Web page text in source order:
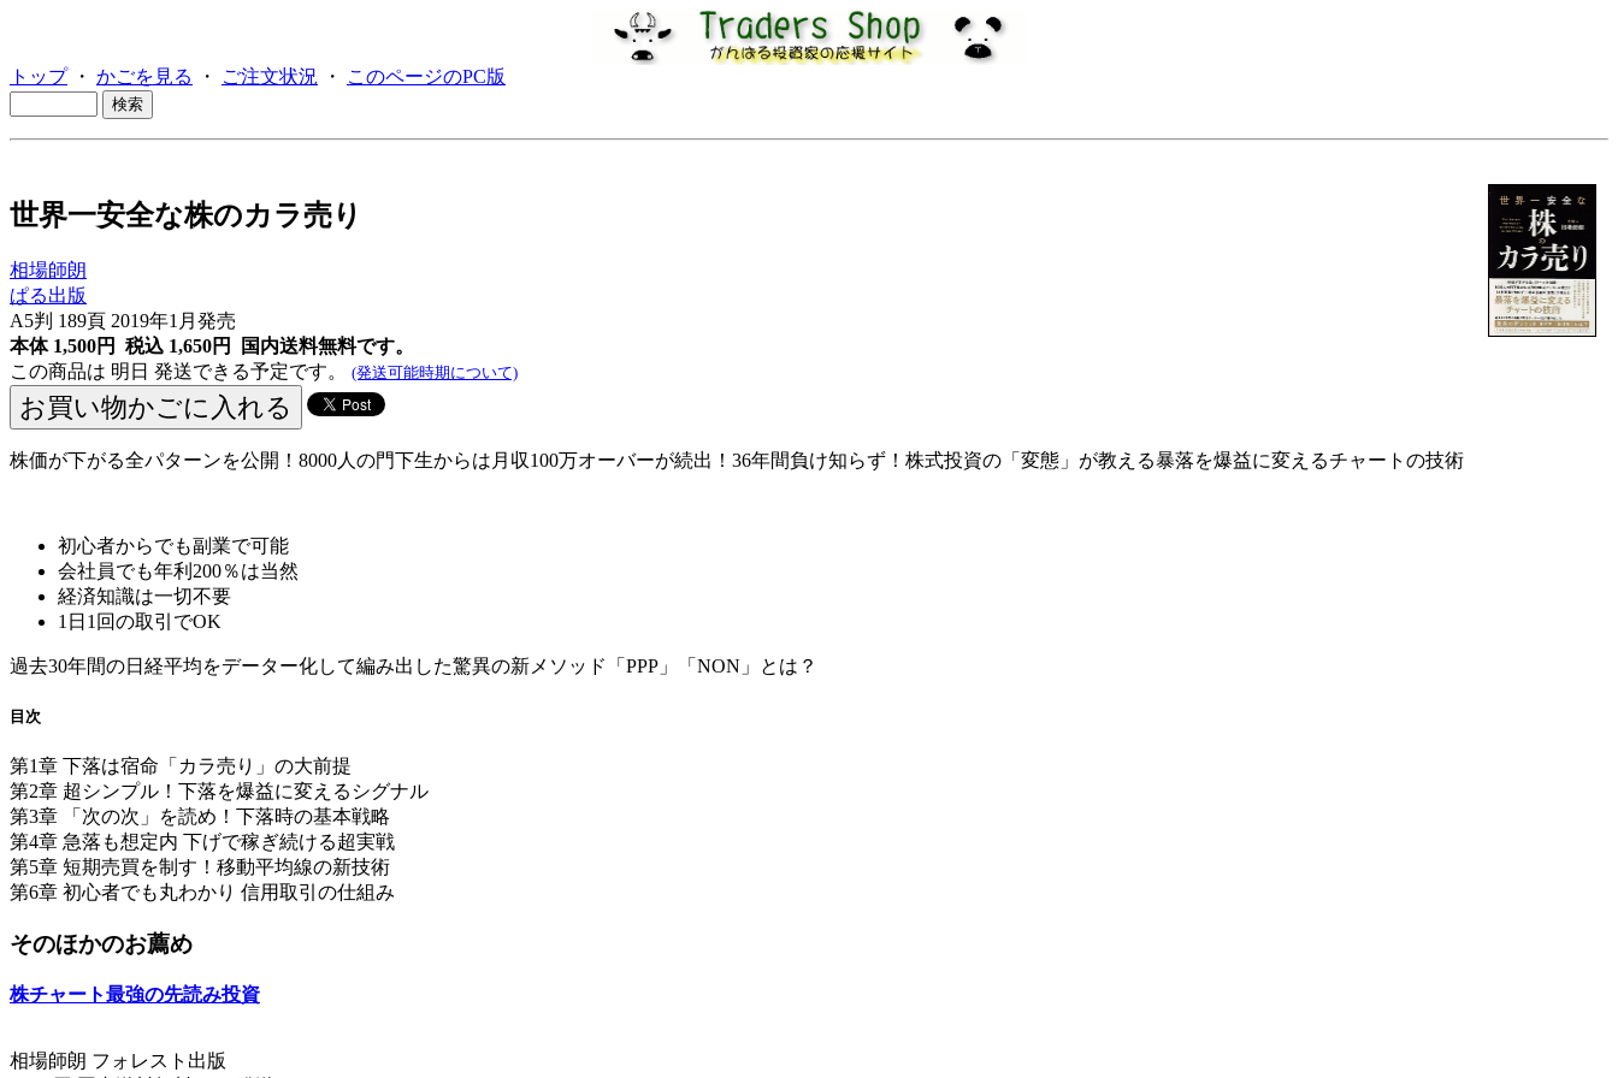
トップ・ かごを見る ・ ご注文状況 ・ このページのPC版
世界一安全な株のカラ売り
相場師朗
ぱる出版
A5判 189頁 2019年1月発売
本体 1,500円 税込 1,650円
国内送料無料です。
この商品は 明日 発送できる予定です。 (発送可能時期について)
株価が下がる全パターンを公開！8000人の門下生からは月収100万オーバーが続出！36年間負け知らず！株式投資の「変態」が教える暴落を爆益に変えるチャートの技術
初心者からでも副業で可能
会社員でも年利200％は当然
経済知識は一切不要
1日1回の取引でOK
過去30年間の日経平均をデーター化して編み出した驚異の新メソッド「PPP」「NON」とは？
目次
第1章 下落は宿命「カラ売り」の大前提
第2章 超シンプル！下落を爆益に変えるシグナル
第3章 「次の次」を読め！下落時の基本戦略
第4章 急落も想定内 下げで稼ぎ続ける超実戦
第5章 短期売買を制す！移動平均線の新技術
第6章 初心者でも丸わかり 信用取引の仕組み
そのほかのお薦め
株チャート最強の先読み投資
相場師朗 フォレスト出版